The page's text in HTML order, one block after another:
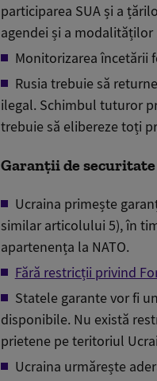
participarea SUA și a
agendei și a
Monitorizarea încetării
Rusia trebuie să
ilegal. Schimbul tuturor
trebuie să elibereze toți
Garanții de
Ucraina primește
similar articolului 5), în
apartenența la NATO.
Fără restricții privind
Statele garante vor fi
disponibile. Nu există
prietene pe teritoriul
Ucraina urmărește